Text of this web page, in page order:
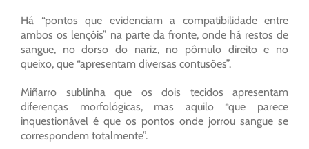
Há “pontos que evidenciam a compatibilidade entre
ambos os lençóis” na parte da fronte, onde há restos de
sangue, no dorso do nariz, no pômulo direito e no
queixo, que “apresentam diversas contusões”.
Miñarro sublinha que os dois tecidos apresentam
diferenças morfológicas, mas aquilo “que parece
inquestionável é que os pontos onde jorrou sangue se
correspondem totalmente”.